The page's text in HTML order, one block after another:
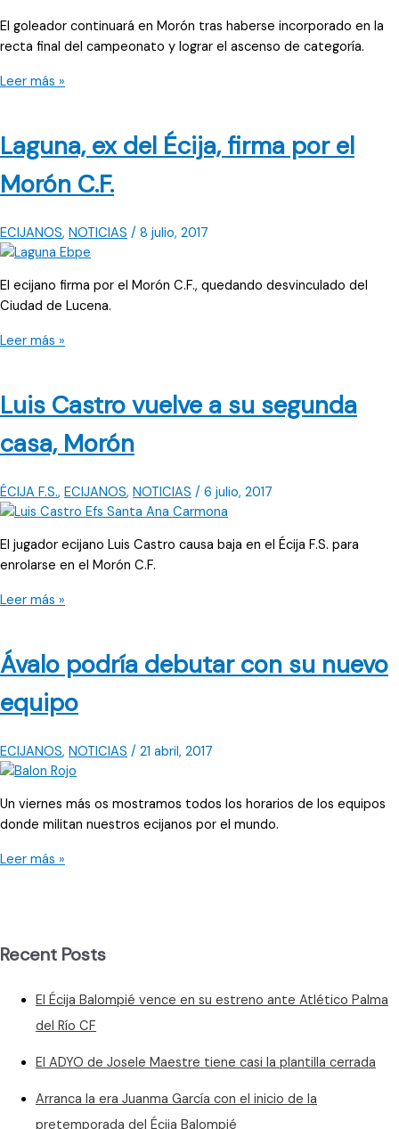
El goleador continuará en Morón tras haberse incorporado en la
recta final del campeonato y lograr el ascenso de categoría.
Gol
Ávalo
Leer más »
Laguna, ex del Écija, firma por el
Morón C.F.
ECIJANOS, NOTICIAS / 8 julio, 2017
El ecijano firma por el Morón C.F., quedando desvinculado del
Ciudad de Lucena.
Laguna,
Écija,
por
Morón
C.F.
Leer más »
Luis Castro vuelve a su segunda
casa, Morón
ÉCIJA F.S., ECIJANOS, NOTICIAS / 6 julio, 2017
El jugador ecijano Luis Castro causa baja en el Écija F.S. para
enrolarse en el Morón C.F.
Luis
a
segunda
Morón
Leer más »
Ávalo podría debutar con su nuevo
equipo
ECIJANOS, NOTICIAS / 21 abril, 2017
Un viernes más os mostramos todos los horarios de los equipos
donde militan nuestros ecijanos por el mundo.
Ávalo
nuevo
Leer más »
Recent Posts
El Écija Balompié vence en su estreno ante Atlético Palma
del Río CF
El ADYO de Josele Maestre tiene casi la plantilla cerrada
Arranca la era Juanma García con el inicio de la
pretemporada del Écija Balompié